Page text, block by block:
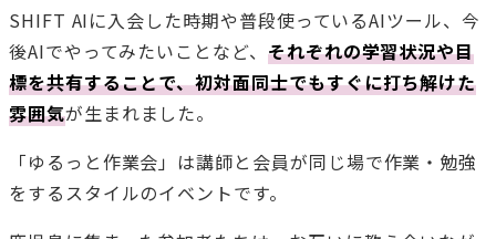
SHIFT AIに入会した時期や普段使っているAIツール、今
後AIでやってみたいことなど、 それぞれの学習状況や目
標を共有することで、初対面同士でもすぐに打ち解けた
雰囲気が生まれました。
「ゆるっと作業会」は講師と会員が同じ場で作業・勉強
をするスタイルのイベントです。